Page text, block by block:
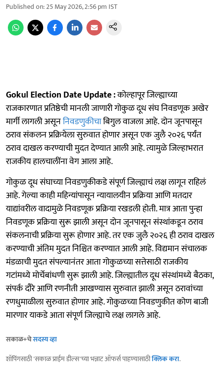
Published on:25 May 2026, 2:56 pm IST
Gokul Election Date Update :कोल्हापूर जिल्ह्याच्या
राजकारणात प्रतिष्ठेची मानली जाणारी गोकुळ दूध संघ निवडणूक अखेर
मार्गी लागली असूननिवडणुकीचाबिगुल वाजला आहे. दोन जूनपासून
ठराव संकलन प्रक्रियेला सुरुवात होणार असून एक जुलै २०२६ पर्यंत
ठराव दाखल करण्याची मुदत देण्यात आली आहे. त्यामुळे जिल्हाभरात
राजकीय हालचालींना वेग आला आहे.
गोकुळ दूध संघाच्या निवडणुकीकडे संपूर्ण जिल्ह्याचं लक्ष लागून राहिलं
आहे. गेल्या काही महिन्यांपासून न्यायालयीन प्रक्रिया आणि मतदार
याद्यांवरील वादामुळे निवडणूक प्रक्रिया रखडली होती. मात्र आता पुन्हा
निवडणूक प्रक्रिया सुरू झाली असून दोन जूनपासून संस्थांकडून ठराव
संकलनाची प्रक्रिया सुरू होणार आहे. तर एक जुलै २०२६ ही ठराव दाखल
करण्याची अंतिम मुदत निश्चित करण्यात आली आहे. विद्यमान संचालक
मंडळाची मुदत संपल्यानंतर आता गोकुळच्या सत्तेसाठी राजकीय
गटांमध्ये मोर्चेबांधणी सुरू झाली आहे. जिल्ह्यातील दूध संस्थांमध्ये बैठका,
संपर्क दौरे आणि रणनीती आखण्यास सुरुवात झाली असून ठरावांच्या
रणधुमाळीला सुरुवात होणार आहे. गोकुळच्या निवडणुकीत कोण बाजी
मारणार याकडे आता संपूर्ण जिल्ह्याचे लक्ष लागले आहे.
सकाळ+चेसदस्य व्हा
शॉपिंगसाठी 'सकाळ प्राईम डील्स'च्या भन्नाट ऑफर्स पाहण्यासाठीक्लिक करा.